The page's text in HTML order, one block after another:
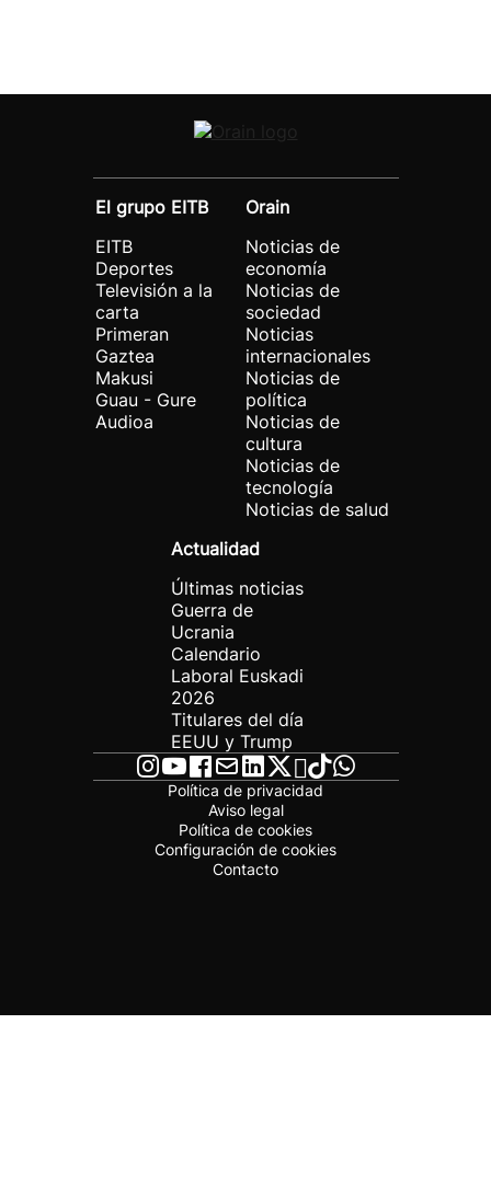
El grupo EITB
EITB
Deportes
Televisión a la
carta
Primeran
Gaztea
Makusi
Guau - Gure
Audioa
Orain
Noticias de
economía
Noticias de
sociedad
Noticias
internacionales
Noticias de
política
Noticias de
cultura
Noticias de
tecnología
Noticias de salud
Actualidad
Últimas noticias
Guerra de
Ucrania
Calendario
Laboral Euskadi
2026
Titulares del día
EEUU y Trump
Política de privacidad
Aviso legal
Política de cookies
Configuración de cookies
Contacto